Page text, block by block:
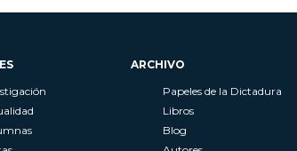
ARCHIVO
Papeles de la Dictadura
Libros
Blog